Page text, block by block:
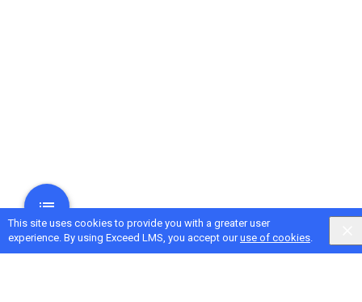
This site uses cookies to provide you with a greater user
experience. By using Exceed LMS, you accept ouruse of cookies.